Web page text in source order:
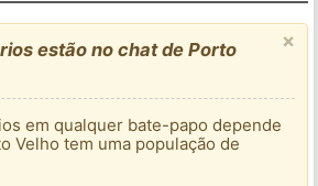
×
estão no chat de Porto
em qualquer bate-papo depende
Velho tem uma população de